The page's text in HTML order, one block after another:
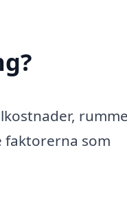
faktorerna som